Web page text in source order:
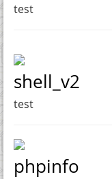
test
shell_v2
test
phpinfo